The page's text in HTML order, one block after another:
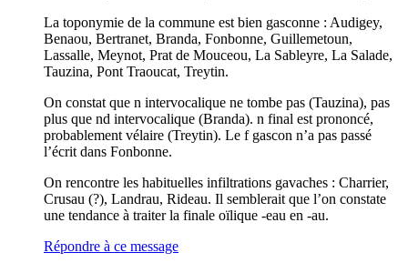
La toponymie de la commune est bien gasconne : Audigey,
Benaou, Bertranet, Branda, Fonbonne, Guillemetoun,
Lassalle, Meynot, Prat de Mouceou, La Sableyre, La Salade,
Tauzina, Pont Traoucat, Treytin.
On constat que n intervocalique ne tombe pas (Tauzina), pas
plus que nd intervocalique (Branda). n final est prononcé,
probablement vélaire (Treytin). Le f gascon n’a pas passé
l’écrit dans Fonbonne.
On rencontre les habituelles infiltrations gavaches : Charrier,
Crusau (?), Landrau, Rideau. Il semblerait que l’on constate
une tendance à traiter la finale oïlique -eau en -au.
Répondre à ce message